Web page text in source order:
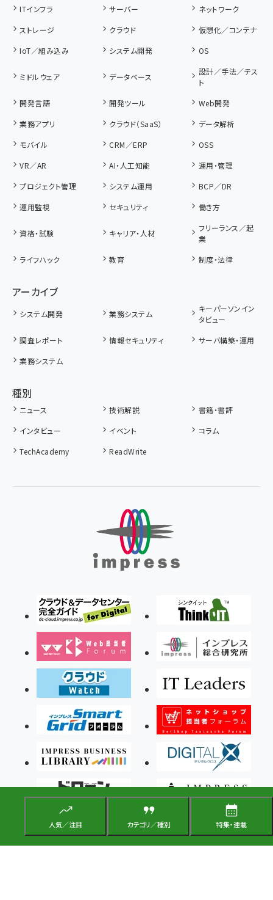
人気／注目 カテゴリ／種別 特集・連載
ITインフラ サーバー
ネットワーク
ストレージ
クラウド
仮想化／コンテナ
IoT／組み込み
システム開発 OS
ミドルウェア データベース
設計／手法／テス
ト
開発言語
開発ツール
Web開発
業務アプリ
クラウド（SaaS）
データ解析
モバイル
CRM／ERP
OSS
VR／AR
AI・人工知能
運用・管理
プロジェクト管理
システム運用
BCP／DR
運用監視
セキュリティ 働き方
資格・試験 キャリア・人材
フリーランス／起
業
ライフハック
教育 制度・法律
アーカイブ
システム開発 業務システム
キーパーソンイン
タビュー
調査レポート
情報セキュリティ
サーバ構築・運用
業務システム
種別
ニュース 技術解説
書籍・書評
インタビュー
イベント
コラム
TechAcademy
ReadWrite